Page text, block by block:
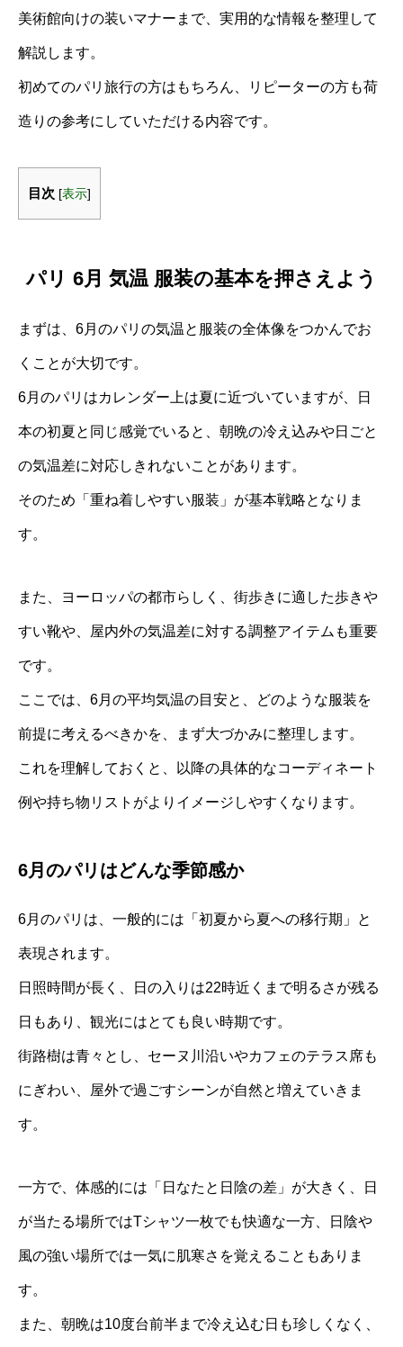
美術館向けの装いマナーまで、実用的な情報を整理して
解説します。
初めてのパリ旅行の方はもちろん、リピーターの方も荷
造りの参考にしていただける内容です。
目次 [表示]
パリ 6月 気温 服装の基本を押さえよう
まずは、6月のパリの気温と服装の全体像をつかんでお
くことが大切です。
6月のパリはカレンダー上は夏に近づいていますが、日
本の初夏と同じ感覚でいると、朝晩の冷え込みや日ごと
の気温差に対応しきれないことがあります。
そのため「重ね着しやすい服装」が基本戦略となりま
す。
また、ヨーロッパの都市らしく、街歩きに適した歩きや
すい靴や、屋内外の気温差に対する調整アイテムも重要
です。
ここでは、6月の平均気温の目安と、どのような服装を
前提に考えるべきかを、まず大づかみに整理します。
これを理解しておくと、以降の具体的なコーディネート
例や持ち物リストがよりイメージしやすくなります。
6月のパリはどんな季節感か
6月のパリは、一般的には「初夏から夏への移行期」と
表現されます。
日照時間が長く、日の入りは22時近くまで明るさが残る
日もあり、観光にはとても良い時期です。
街路樹は青々とし、セーヌ川沿いやカフェのテラス席も
にぎわい、屋外で過ごすシーンが自然と増えていきま
す。
一方で、体感的には「日なたと日陰の差」が大きく、日
が当たる場所ではTシャツ一枚でも快適な一方、日陰や
風の強い場所では一気に肌寒さを覚えることもありま
す。
また、朝晩は10度台前半まで冷え込む日も珍しくなく、